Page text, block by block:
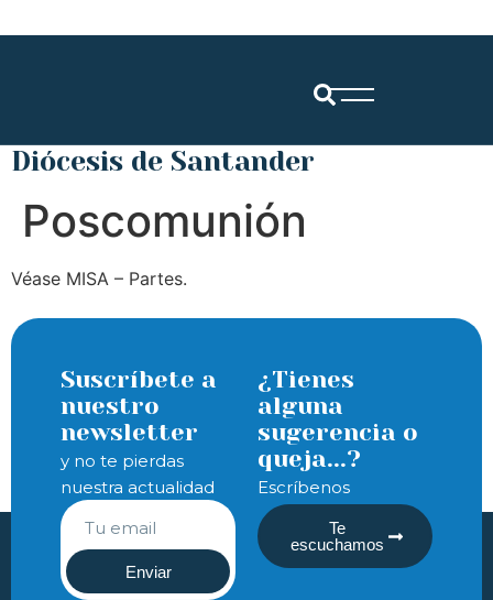
Diócesis de Santander
Poscomunión
Véase MISA – Partes.
Suscríbete a
nuestro
newsletter
y no te pierdas
nuestra actualidad
Enviar
¿Tienes
alguna
sugerencia o
queja...?
Escríbenos
Te
escuchamos